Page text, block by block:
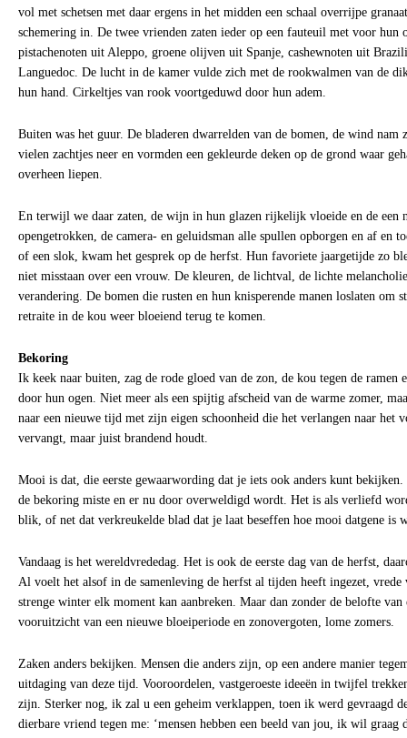
vol met schetsen met daar ergens in het midden een schaal overrijpe
schemering in. De twee vrienden zaten ieder op een fauteuil met voor hun
pistachenoten uit Aleppo, groene olijven uit Spanje, cashewnoten uit
Languedoc. De lucht in de kamer vulde zich met de rookwalmen van de
hun hand. Cirkeltjes van rook voortgeduwd door hun adem.
Buiten was het guur. De bladeren dwarrelden van de bomen, de wind nam
vielen zachtjes neer en vormden een gekleurde deken op de grond waar
overheen liepen.
En terwijl we daar zaten, de wijn in hun glazen rijkelijk vloeide en de een
opengetrokken, de camera- en geluidsman alle spullen opborgen en af en
of een slok, kwam het gesprek op de herfst. Hun favoriete jaargetijde zo
niet misstaan over een vrouw. De kleuren, de lichtval, de lichte
verandering. De bomen die rusten en hun knisperende manen loslaten om
retraite in de kou weer bloeiend terug te komen.
Bekoring
Ik keek naar buiten, zag de rode gloed van de zon, de kou tegen de ramen
door hun ogen. Niet meer als een spijtig afscheid van de warme zomer,
naar een nieuwe tijd met zijn eigen schoonheid die het verlangen naar het
vervangt, maar juist brandend houdt.
Mooi is dat, die eerste gewaarwording dat je iets ook anders kunt
de bekoring miste en er nu door overweldigd wordt. Het is als verliefd
blik, of net dat verkreukelde blad dat je laat beseffen hoe mooi datgene is
Vandaag is het wereldvrededag. Het is ook de eerste dag van de herfst,
Al voelt het alsof in de samenleving de herfst al tijden heeft ingezet, vrede
strenge winter elk moment kan aanbreken. Maar dan zonder de belofte van
vooruitzicht van een nieuwe bloeiperiode en zonovergoten, lome zomers.
Zaken anders bekijken. Mensen die anders zijn, op een andere manier
uitdaging van deze tijd. Vooroordelen, vastgeroeste ideeën in twijfel
zijn. Sterker nog, ik zal u een geheim verklappen, toen ik werd gevraagd
dierbare vriend tegen me: ‘mensen hebben een beeld van jou, ik wil graag